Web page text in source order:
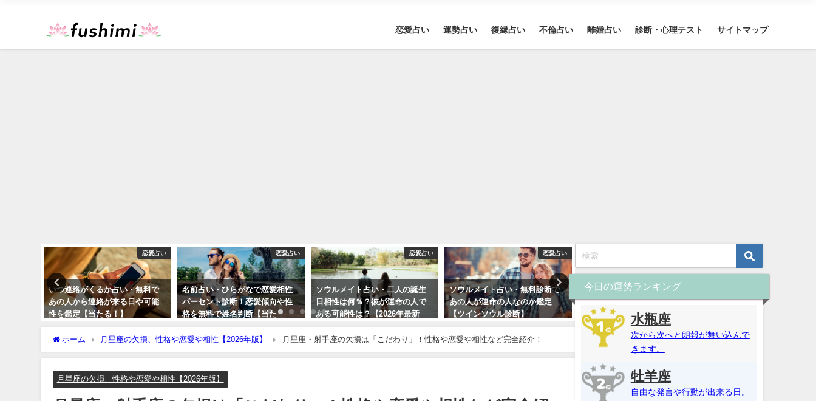
恋愛占い 運勢占い 復縁占い 不倫占い 離婚占い 診断・心理テスト サイトマップ
恋愛占い
いつ連絡がくるか占い・無料で
あの人から連絡が来る日や可能
性を鑑定【当たる！】
恋愛占い
名前占い・ひらがなで恋愛相性
パーセント診断！恋愛傾向や性
格を無料で姓名判断【当た
る！】
恋愛占い
ソウルメイト占い・二人の誕生
日相性は何％？彼が運命の人で
ある可能性は？【2026年最新
版】
恋愛占い
ソウルメイト占い・無料診断で
あの人が運命の人なのか鑑定
【ツインソウル診断】
姓名判断・彼との結婚相性は？
運命の人で縁はある？【当たる
無料占い】
無料診断であなたの生年月
ホーム 月星座の欠損、性格や恋愛や相性【2026年版】 月星座・射手座の欠損は「こだわり」！性格や恋愛や相性など完全紹介！
月星座の欠損、性格や恋愛や相性【2026年版】
今日の運勢ランキング
水瓶座
次から次へと朗報が舞い込んで
きます。
牡羊座
自由な発言や行動が出来る日。